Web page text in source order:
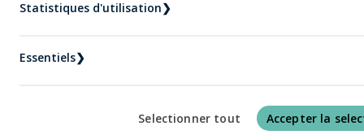
Comment se défendre contre une accusation de
Statistiques d'utilisation❯
Essentiels❯
Selectionner tout Accepter la